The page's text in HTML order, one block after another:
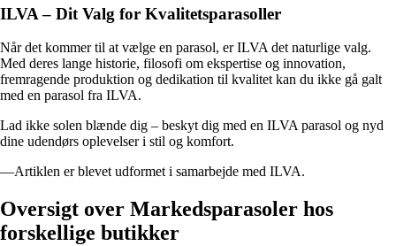
ILVA – Dit Valg for Kvalitetsparasoller
Når det kommer til at vælge en parasol, er ILVA det naturlige valg.
Med deres lange historie, filosofi om ekspertise og innovation,
fremragende produktion og dedikation til kvalitet kan du ikke gå galt
med en parasol fra ILVA.
Lad ikke solen blænde dig – beskyt dig med en ILVA parasol og nyd
dine udendørs oplevelser i stil og komfort.
—Artiklen er blevet udformet i samarbejde med ILVA.
Oversigt over Markedsparasoler hos
forskellige butikker